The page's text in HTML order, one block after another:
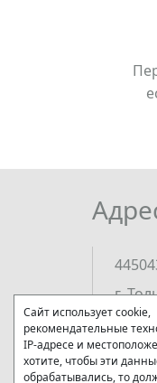
г.
ш.
2009-
Сайт использует cookie,
рекомендательные
IP-адресе и
хотите, чтобы эти
обрабатывались, то